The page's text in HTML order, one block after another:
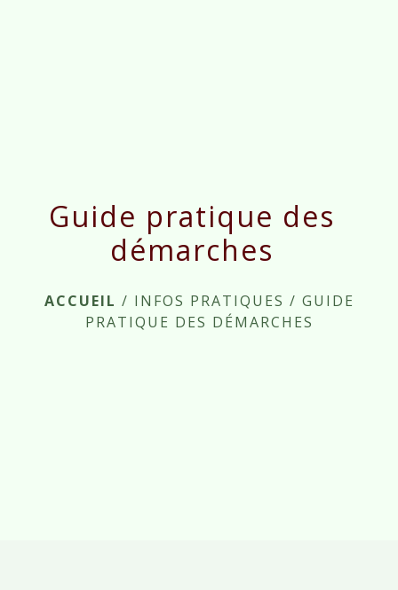
Guide pratique des
démarches
ACCUEIL / INFOS PRATIQUES / GUIDE
PRATIQUE DES DÉMARCHES